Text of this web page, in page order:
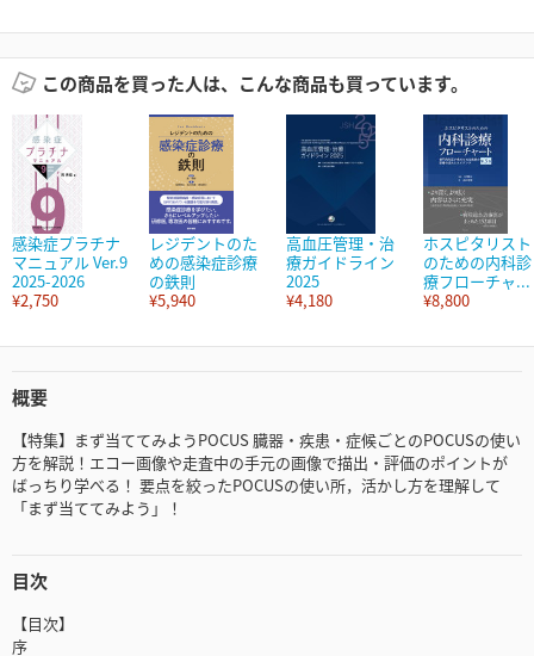
この商品を買った人は、こんな商品も買っています。
感染症プラチナ
マニュアル Ver.9
2025-2026
¥2,750
レジデントのた
めの感染症診療
の鉄則
¥5,940
高血圧管理・治
療ガイドライン
2025
¥4,180
ホスピタリスト
のための内科診
療フローチャ...
¥8,800
概要
【特集】まず当ててみようPOCUS 臓器・疾患・症候ごとのPOCUSの使い
方を解説！エコー画像や走査中の手元の画像で描出・評価のポイントが
ばっちり学べる！ 要点を絞ったPOCUSの使い所，活かし方を理解して
「まず当ててみよう」！
目次
【目次】
序